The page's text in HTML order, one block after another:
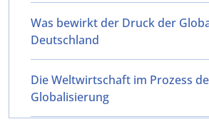
Was bewirkt der Druck der
Deutschland
Die Weltwirtschaft im Prozess
Globalisierung